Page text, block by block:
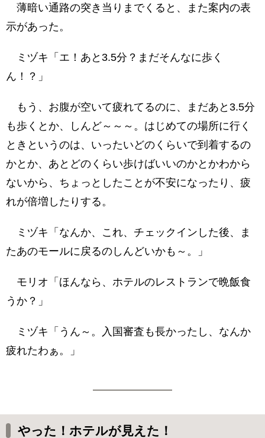
薄暗い通路の突き当りまでくると、また案内の表
示があった。
ミヅキ「エ！あと3.5分？まだそんなに歩く
ん！？」
もう、お腹が空いて疲れてるのに、まだあと3.5分
も歩くとか、しんど～～～。はじめての場所に行く
ときというのは、いったいどのくらいで到着するの
かとか、あとどのくらい歩けばいいのかとかわから
ないから、ちょっとしたことが不安になったり、疲
れが倍増したりする。
ミヅキ「なんか、これ、チェックインした後、ま
たあのモールに戻るのしんどいかも～。」
モリオ「ほんなら、ホテルのレストランで晩飯食
うか？」
ミヅキ「うん～。入国審査も長かったし、なんか
疲れたわぁ。」
やった！ホテルが見えた！